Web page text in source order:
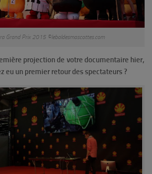
Grand Prix 2015 ©lebaldesmascottes.com
projection de votre documentaire hier,
eu un premier retour des spectateurs ?